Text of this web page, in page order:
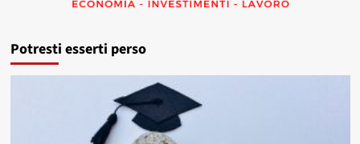
Potresti esserti perso